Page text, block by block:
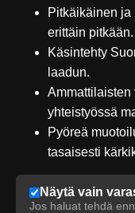
Pitkäikäinen ja
erittäin pitkään.
Käsintehty
laadun.
Ammattilaisten
yhteistyössä
Pyöreä
tasaisesti
Näytä vain
Jos haluat tehdä